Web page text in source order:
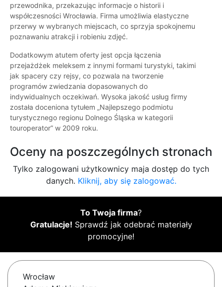
przewodnika, przekazując informacje o historii i
współczesności Wrocławia. Firma umożliwia elastyczne
przerwy w wybranych miejscach, co sprzyja spokojnemu
poznawaniu atrakcji i robieniu zdjęć.
Dodatkowym atutem oferty jest opcja łączenia
przejażdżek meleksem z innymi formami turystyki, takimi
jak spacery czy rejsy, co pozwala na tworzenie
programów zwiedzania dopasowanych do
indywidualnych oczekiwań. Wysoka jakość usług firmy
została doceniona tytułem „Najlepszego podmiotu
turystycznego regionu Dolnego Śląska w kategorii
touroperator” w 2009 roku.
Oceny na poszczególnych stronach
Tylko zalogowani użytkownicy maja dostęp do tych
danych. Kliknij, aby się zalogować.
To Twoja firma?
Gratulacje! Sprawdź jak odebrać materiały
promocyjne!
Wrocław